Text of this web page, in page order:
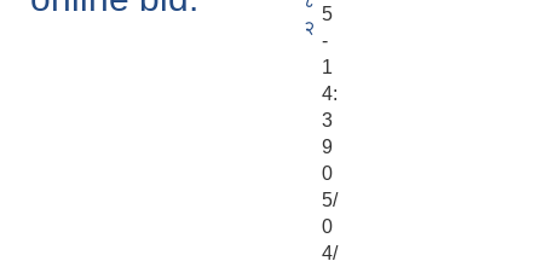
२
5
-
1
4:
3
9
0
5/
0
4/